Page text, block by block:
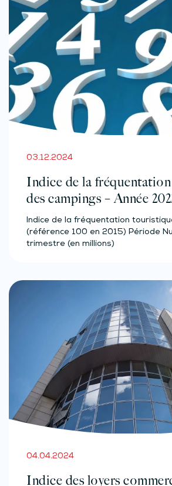
03.12.2024
Indice de la
des campings – Année
Indice de la fréquentation
(référence 100 en 2015) Période
trimestre (en millions)
04.04.2024
Indice des loyers